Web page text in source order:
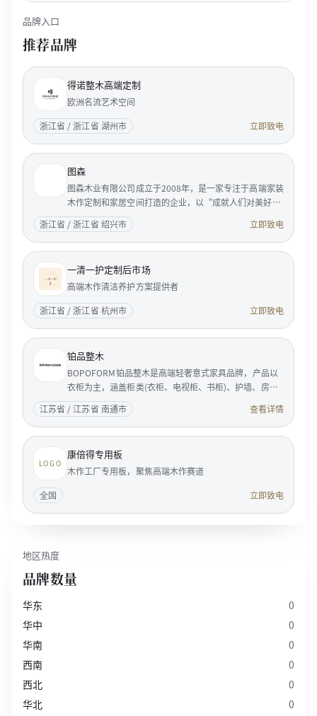
品牌入口
推荐品牌
得诺整木高端定制
欧洲名流艺术空间
浙江省 / 浙江省 湖州市
立即致电
图森
图森木业有限公司成立于2008年，是一家专注于高端家装
木作定制和家居空间打造的企业，以“成就人们对美好居
家生活的向往”为使命，服务国内外成功人士和精英客
户。 <p...
浙江省 / 浙江省 绍兴市 立即致电
一清一护定制后市场
高端木作清洁养护方案提供者
浙江省 / 浙江省 杭州市
立即致电
铂品整木
BOPOFORM铂品整木是高端轻奢意式家具品牌，产品以
衣柜为主，涵盖柜类(衣柜、电视柜、书柜)、护墙、房
门。BOPOFORM是典型的意大利风格的家居企业，是享
誉国际家具...
江苏省 / 江苏省 南通市 查看详情
LOGO
康倍得专用板
木作工厂专用板，聚焦高端木作赛道
全国
立即致电
地区热度
品牌数量
华东
0
华中
0
华南
0
西南
0
西北
0
华北
0